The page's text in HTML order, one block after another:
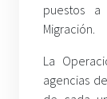
puestos
Migración.
La
agencias